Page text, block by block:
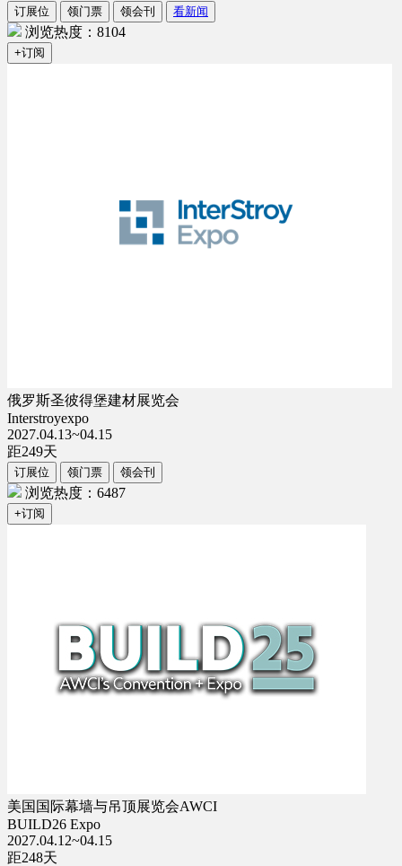
订展位 领门票 领会刊 看新闻
浏览热度：8104
+订阅
俄罗斯圣彼得堡建材展览会
Interstroyexpo
2027.04.13~04.15
距249天
订展位 领门票 领会刊
浏览热度：6487
+订阅
美国国际幕墙与吊顶展览会AWCI
BUILD26 Expo
2027.04.12~04.15
距248天